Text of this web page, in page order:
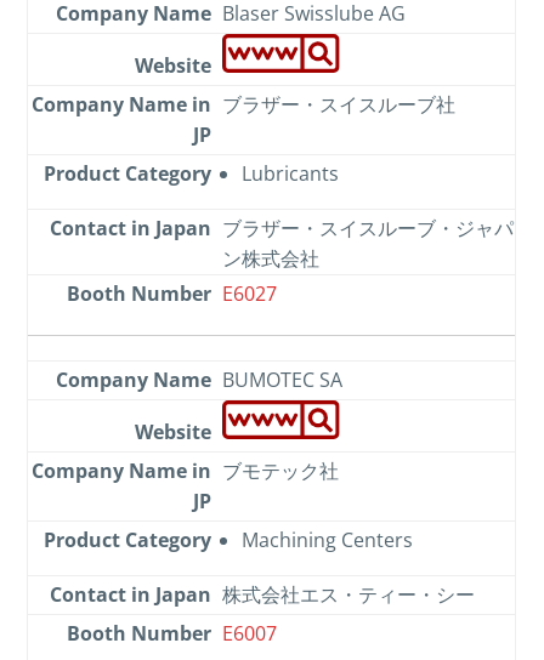
Blaser Swisslube AG
ブラザー・スイスルーブ社
Lubricants
ブラザー・スイスルーブ・ジャパ
ン株式会社
E6027
BUMOTEC SA
ブモテック社
Machining Centers
株式会社エス・ティー・シー
E6007